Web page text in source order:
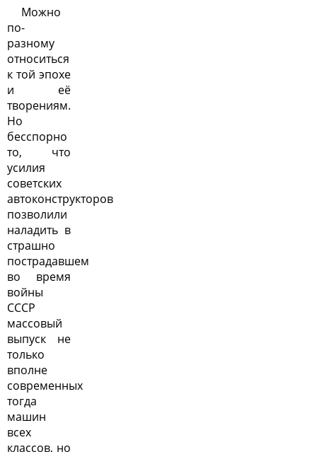
Можно
по-
разному
относиться
к той эпохе
и её
творениям.
Но
бесспорно
то, что
усилия
советских
автоконструкторов
позволили
наладить в
страшно
пострадавшем
во время
войны
СССР
массовый
выпуск не
только
вполне
современных
тогда
машин
всех
классов, но